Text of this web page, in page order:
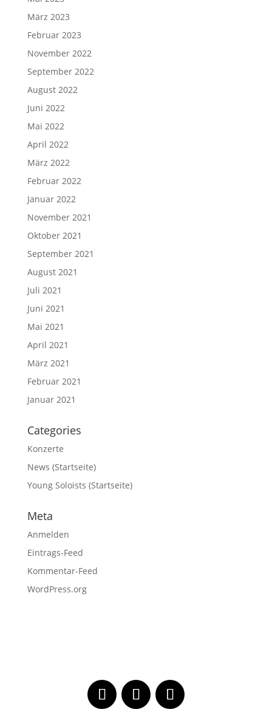
März 2023
Februar 2023
November 2022
September 2022
August 2022
Juni 2022
Mai 2022
April 2022
März 2022
Februar 2022
Januar 2022
November 2021
Oktober 2021
September 2021
August 2021
Juli 2021
Juni 2021
Mai 2021
April 2021
März 2021
Februar 2021
Januar 2021
Categories
Konzerte
News (Startseite)
Young Soloists (Startseite)
Meta
Anmelden
Eintrags-Feed
Kommentar-Feed
WordPress.org